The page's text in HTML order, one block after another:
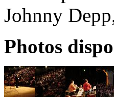
Johnny
Photos